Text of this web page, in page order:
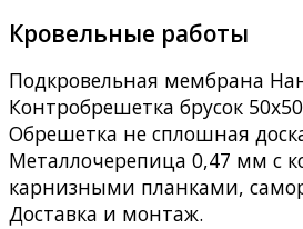
Кровельные работы
Подкровельная мембрана
Контробрешетка брусок
Обрешетка не сплошная
Металлочерепица 0,47 мм с
карнизными планками,
Доставка и монтаж.